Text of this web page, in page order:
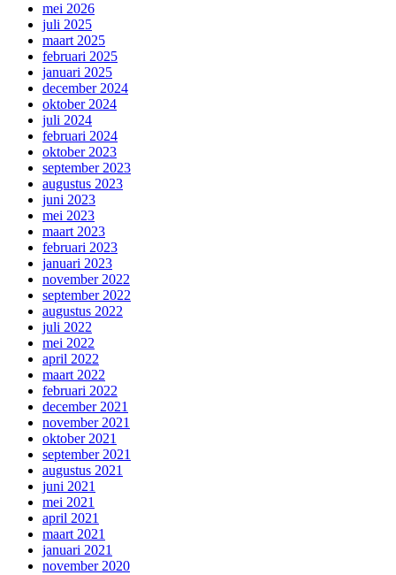
mei 2026
juli 2025
maart 2025
februari 2025
januari 2025
december 2024
oktober 2024
juli 2024
februari 2024
oktober 2023
september 2023
augustus 2023
juni 2023
mei 2023
maart 2023
februari 2023
januari 2023
november 2022
september 2022
augustus 2022
juli 2022
mei 2022
april 2022
maart 2022
februari 2022
december 2021
november 2021
oktober 2021
september 2021
augustus 2021
juni 2021
mei 2021
april 2021
maart 2021
januari 2021
november 2020